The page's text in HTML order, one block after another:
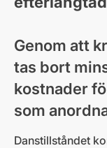
Genom att
tas bort
kostnader
som
Danstillståndet